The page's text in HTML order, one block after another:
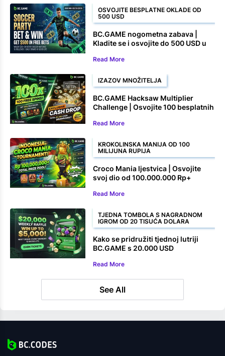
OSVOJITE BESPLATNE OKLADE OD
500 USD
BC.GAME nogometna zabava |
Kladite se i osvojite do 500 USD u
Read More
IZAZOV MNOŽITELJA
BC.GAME Hacksaw Multiplier
Challenge | Osvojite 100 besplatnih
Read More
KROKOLINSKA MANIJA OD 100
MILIJUNA RUPIJA
Croco Mania ljestvica | Osvojite
svoj dio od 100.000.000 Rp+
Read More
TJEDNA TOMBOLA S NAGRADNOM
IGROM OD 20 TISUĆA DOLARA
Kako se pridružiti tjednoj lutriji
BC.GAME s 20.000 USD
Read More
See All